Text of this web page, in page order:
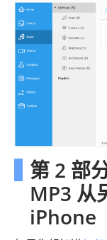
第 2 部
MP3 从
iPhone